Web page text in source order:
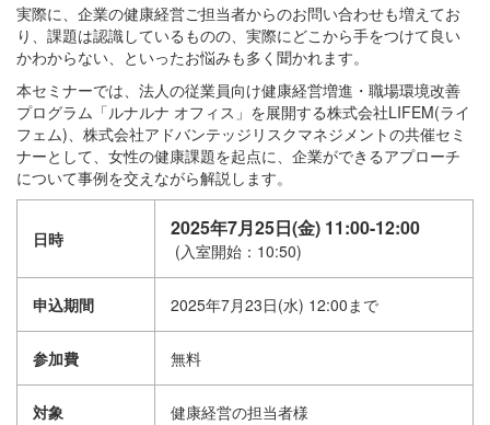
実際に、企業の健康経営ご担当者からのお問い合わせも増えてお
り、課題は認識しているものの、実際にどこから手をつけて良い
かわからない、といったお悩みも多く聞かれます。
本セミナーでは、法人の従業員向け健康経営増進・職場環境改善
プログラム「ルナルナ オフィス」を展開する株式会社LIFEM(ライ
フェム)、株式会社アドバンテッジリスクマネジメントの共催セミ
ナーとして、女性の健康課題を起点に、企業ができるアプローチ
について事例を交えながら解説します。
日時 2025年7月25日(金) 11:00-12:00
(入室開始：10:50)
申込期間 2025年7月23日(水) 12:00まで
参加費 無料
対象 健康経営の担当者様